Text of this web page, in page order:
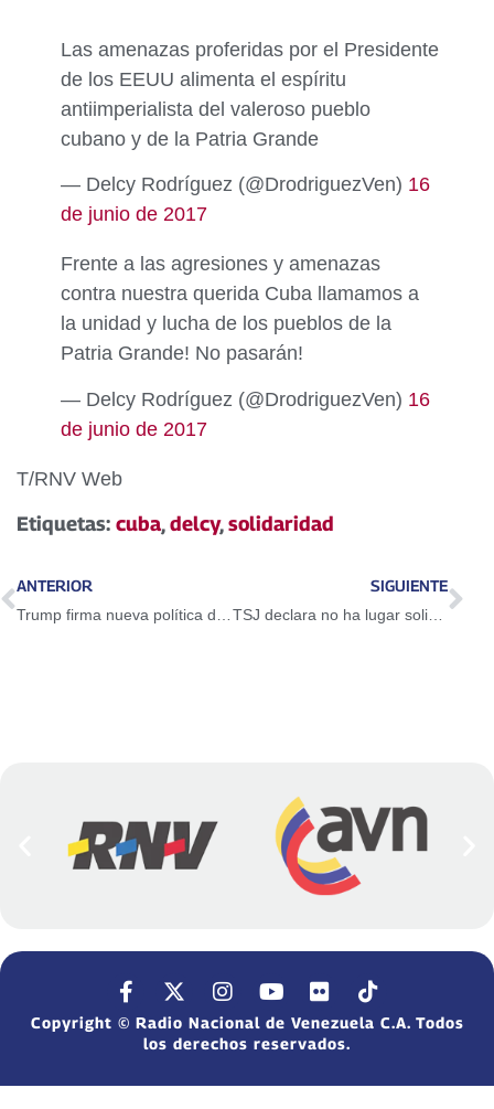
Las amenazas proferidas por el Presidente
de los EEUU alimenta el espíritu
antiimperialista del valeroso pueblo
cubano y de la Patria Grande
— Delcy Rodríguez (@DrodriguezVen) 16
de junio de 2017
Frente a las agresiones y amenazas
contra nuestra querida Cuba llamamos a
la unidad y lucha de los pueblos de la
Patria Grande! No pasarán!
— Delcy Rodríguez (@DrodriguezVen) 16
de junio de 2017
T/RNV Web
Etiquetas: cuba,delcy,solidaridad
ANTERIOR SIGUIENTE
TSJ declara no ha lugar solicitud de antejuicio de mérito contra magistrados
Copyright © Radio Nacional de Venezuela C.A. Todos
los derechos reservados.